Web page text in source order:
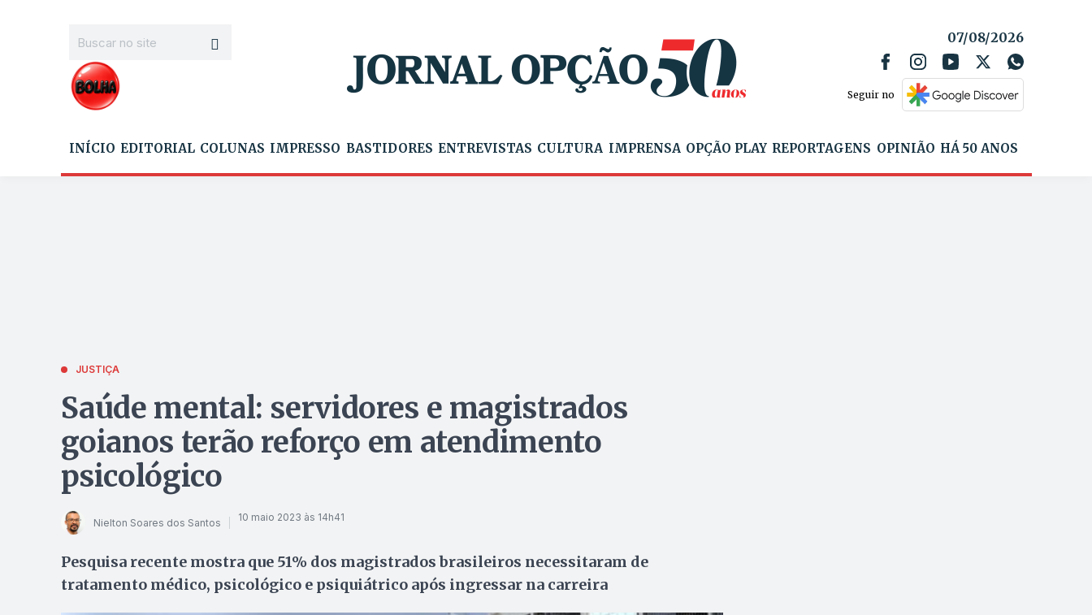
07/08/2026
Seguir no
INÍCIO EDITORIAL COLUNAS IMPRESSO BASTIDORES ENTREVISTAS CULTURA IMPRENSA OPÇÃO PLAY REPORTAGENS OPINIÃO HÁ 50 ANOS
JUSTIÇA
Saúde mental: servidores e magistrados
goianos terão reforço em atendimento
psicológico
Nielton Soares dos Santos 10 maio 2023 às 14h41
Pesquisa recente mostra que 51% dos magistrados brasileiros necessitaram de
tratamento médico, psicológico e psiquiátrico após ingressar na carreira